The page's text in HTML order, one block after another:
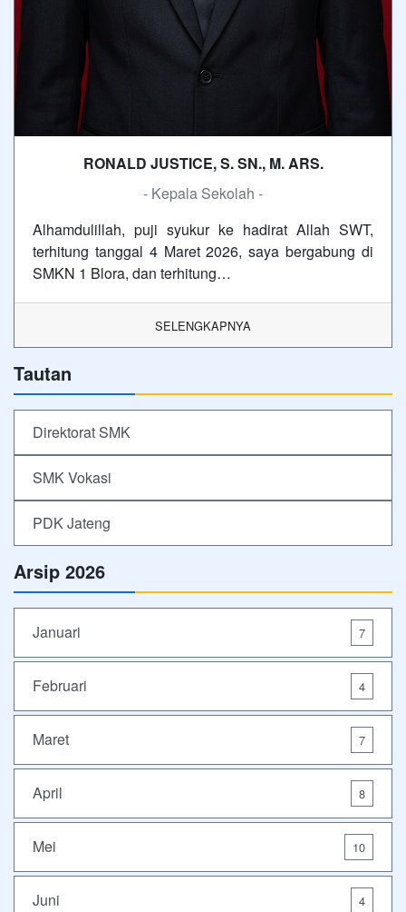
RONALD JUSTICE, S. SN., M. ARS.
- Kepala Sekolah -
Alhamdulillah, puji syukur ke hadirat Allah SWT,
terhitung tanggal 4 Maret 2026, saya bergabung di
SMKN 1 Blora, dan terhitung…
SELENGKAPNYA
Tautan
Direktorat SMK
SMK Vokasi
PDK Jateng
Arsip 2026
Januari 7
Februari 4
Maret 7
April 8
Mei 10
Juni 4